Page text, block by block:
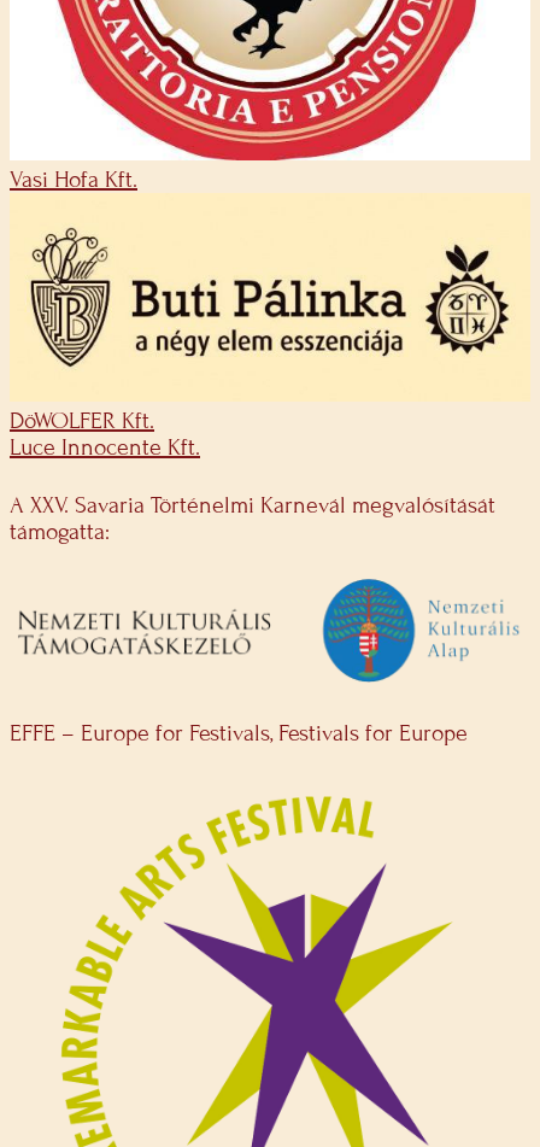
Vasi Hofa Kft.
DöWOLFER Kft.
Luce Innocente Kft.
A XXV. Savaria Történelmi Karnevál megvalósítását
támogatta:
EFFE – Europe for Festivals, Festivals for Europe